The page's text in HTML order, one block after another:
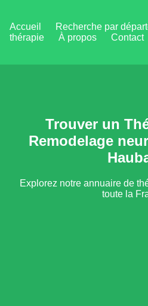
Accueil Recherche par
thérapie
À propos Contact
Trouver un
Remodelage
Explorez notre annuaire de
toute la